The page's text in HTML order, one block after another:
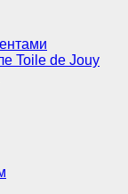
Toile de Jouy